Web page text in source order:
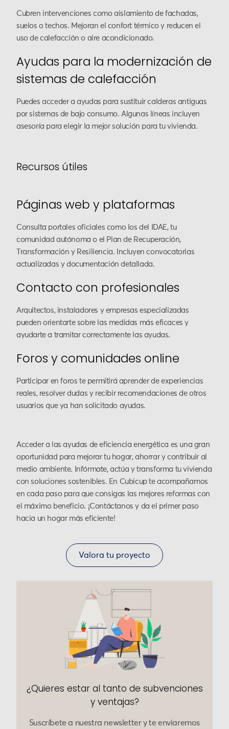
Cubren intervenciones como aislamiento de fachadas,
suelos o techos. Mejoran el confort térmico y reducen el
uso de calefacción o aire acondicionado.
Ayudas para la modernización de
sistemas de calefacción
Puedes acceder a ayudas para sustituir calderas antiguas
por sistemas de bajo consumo. Algunas líneas incluyen
asesoría para elegir la mejor solución para tu vivienda.
Recursos útiles
Páginas web y plataformas
Consulta portales oficiales como los del IDAE, tu
comunidad autónoma o el Plan de Recuperación,
Transformación y Resiliencia. Incluyen convocatorias
actualizadas y documentación detallada.
Contacto con profesionales
Arquitectos, instaladores y empresas especializadas
pueden orientarte sobre las medidas más eficaces y
ayudarte a tramitar correctamente las ayudas.
Foros y comunidades online
Participar en foros te permitirá aprender de experiencias
reales, resolver dudas y recibir recomendaciones de otros
usuarios que ya han solicitado ayudas.
Acceder a las ayudas de eficiencia energética es una gran
oportunidad para mejorar tu hogar, ahorrar y contribuir al
medio ambiente. Infórmate, actúa y transforma tu vivienda
con soluciones sostenibles. En Cubicup te acompañamos
en cada paso para que consigas las mejores reformas con
el máximo beneficio. ¡Contáctanos y da el primer paso
hacia un hogar más eficiente!
Valora tu proyecto
¿Quieres estar al tanto de subvenciones
y ventajas?
Suscríbete a nuestra newsletter y te enviaremos